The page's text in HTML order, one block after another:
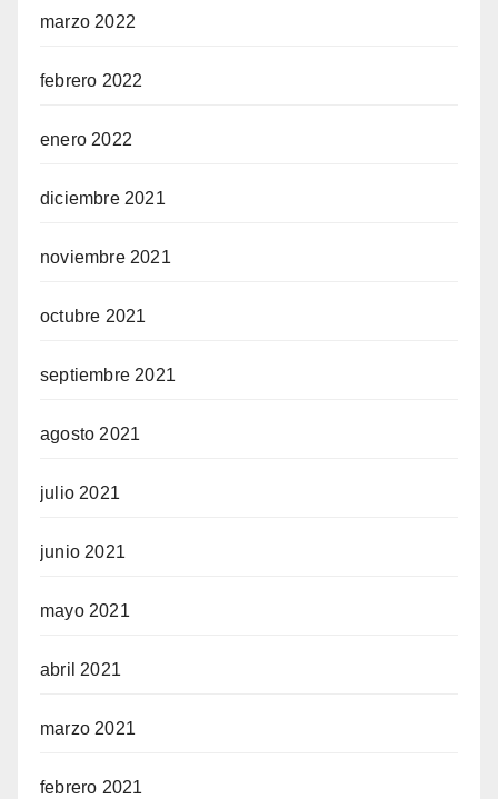
marzo 2022
febrero 2022
enero 2022
diciembre 2021
noviembre 2021
octubre 2021
septiembre 2021
agosto 2021
julio 2021
junio 2021
mayo 2021
abril 2021
marzo 2021
febrero 2021